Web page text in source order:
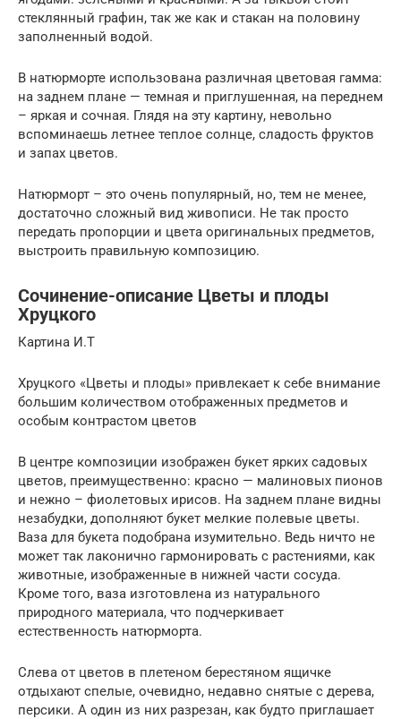
стеклянный графин, так же как и стакан на половину
заполненный водой.
В натюрморте использована различная цветовая гамма:
на заднем плане — темная и приглушенная, на переднем
– яркая и сочная. Глядя на эту картину, невольно
вспоминаешь летнее теплое солнце, сладость фруктов
и запах цветов.
Натюрморт – это очень популярный, но, тем не менее,
достаточно сложный вид живописи. Не так просто
передать пропорции и цвета оригинальных предметов,
выстроить правильную композицию.
Сочинение-описание Цветы и плоды
Хруцкого
Картина И.Т
Хруцкого «Цветы и плоды» привлекает к себе внимание
большим количеством отображенных предметов и
особым контрастом цветов
В центре композиции изображен букет ярких садовых
цветов, преимущественно: красно — малиновых пионов
и нежно – фиолетовых ирисов. На заднем плане видны
незабудки, дополняют букет мелкие полевые цветы.
Ваза для букета подобрана изумительно. Ведь ничто не
может так лаконично гармонировать с растениями, как
животные, изображенные в нижней части сосуда.
Кроме того, ваза изготовлена из натурального
природного материала, что подчеркивает
естественность натюрморта.
Слева от цветов в плетеном берестяном ящичке
отдыхают спелые, очевидно, недавно снятые с дерева,
персики. А один из них разрезан, как будто приглашает